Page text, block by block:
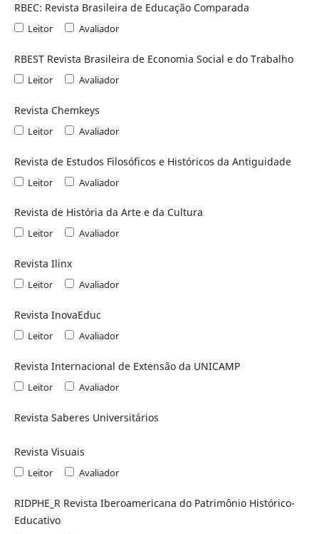
RBEC: Revista Brasileira de Educação Comparada
Leitor Avaliador
RBEST Revista Brasileira de Economia Social e do Trabalho
Leitor Avaliador
Revista Chemkeys
Leitor Avaliador
Revista de Estudos Filosóficos e Históricos da Antiguidade
Leitor Avaliador
Revista de História da Arte e da Cultura
Leitor Avaliador
Revista Ilinx
Leitor Avaliador
Revista InovaEduc
Leitor Avaliador
Revista Internacional de Extensão da UNICAMP
Leitor Avaliador
Revista Saberes Universitários
Revista Visuais
Leitor Avaliador
RIDPHE_R Revista Iberoamericana do Patrimônio Histórico-
Educativo